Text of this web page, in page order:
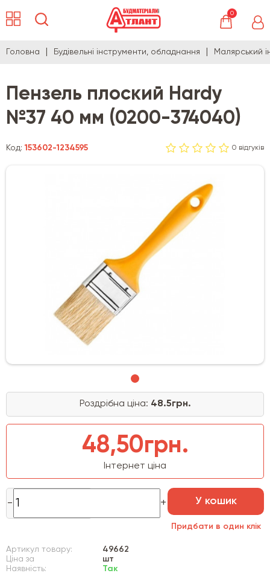
0
Головна Будівельні інструменти, обладнання Малярський
Пензель плоский Hardy
№37 40 мм (0200-374040)
Код:153602-1234595 0 відгуків
Роздрібна ціна: 48.5грн.
48,50грн.
Інтернет ціна
У кошик
Придбати в один клік
Артикул товару:
49662
Ціна за
шт
Наявність:
Так